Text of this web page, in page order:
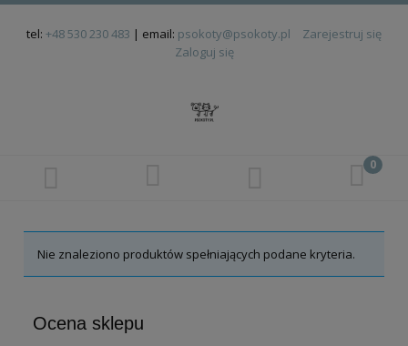
tel: +48 530 230 483 | email: psokoty@psokoty.pl
Zarejestruj się
Zaloguj się
Nie znaleziono produktów spełniających podane kryteria.
Ocena sklepu